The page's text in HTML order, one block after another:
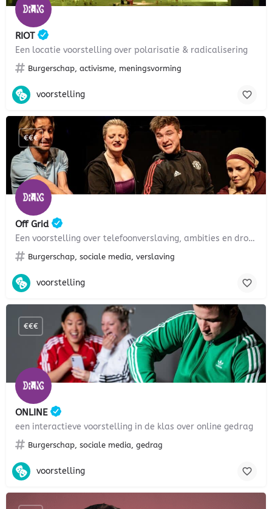
RIOT
Een locatie voorstelling over polarisatie & radicalisering
Burgerschap, activisme, meningsvorming
voorstelling
Off Grid
Een voorstelling over telefoonverslaving, ambities en dromen
Burgerschap, sociale media, verslaving
€€€
voorstelling
ONLINE
een interactieve voorstelling in de klas over online gedrag
Burgerschap, sociale media, gedrag
€€€
voorstelling